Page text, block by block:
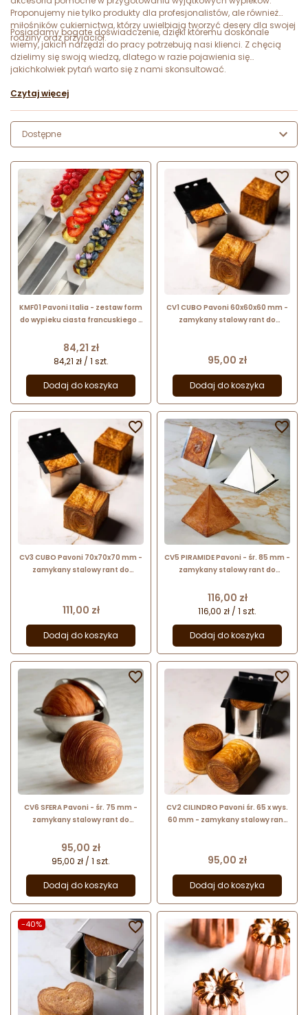
Proponujemy nie tylko produkty dla profesjonalistów, ale również
miłośników cukiernictwa, którzy uwielbiają tworzyć desery dla swojej
rodziny oraz przyjaciół.
Posiadamy bogate doświadczenie, dzięki któremu doskonale
wiemy, jakich narzędzi do pracy potrzebują nasi klienci. Z chęcią
dzielimy się swoją wiedzą, dlatego w razie pojawienia się
jakichkolwiek pytań warto się z nami skonsultować.
Czytaj więcej
Dostępne
KMF01 Pavoni Italia - zestaw form
do wypieku ciasta francuskiego -
Cena
84,21 zł
84,21 zł / 1 szt.
Dodaj do koszyka

CV1 CUBO Pavoni 60x60x60 mm -
zamykany stalowy rant do
Cena
95,00 zł
Dodaj do koszyka

CV3 CUBO Pavoni 70x70x70 mm -
zamykany stalowy rant do
Cena
111,00 zł
Dodaj do koszyka

CV5 PIRAMIDE Pavoni - śr. 85 mm -
zamykany stalowy rant do
croissantów - piramida
Cena
116,00 zł
116,00 zł / 1 szt.
Dodaj do koszyka

CV6 SFERA Pavoni - śr. 75 mm -
zamykany stalowy rant do
croissantów - kula
Cena
95,00 zł
95,00 zł / 1 szt.
Dodaj do koszyka

CV2 CILINDRO Pavoni śr. 65 x wys.
60 mm - zamykany stalowy rant
Cena
95,00 zł
Dodaj do koszyka

-40%  